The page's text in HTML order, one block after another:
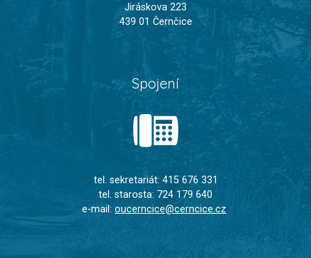
Jiráskova 223
439 01 Černčice
Spojení
tel. sekretariát: 415 676 331
tel. starosta: 724 179 640
e-mail: oucerncice@cerncice.cz